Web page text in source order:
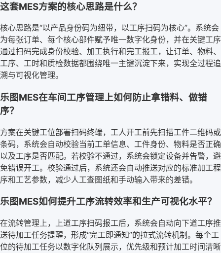
这套MES方案的核心思路是什么？
核心思路是“以产品身份码为纽带，以工序扫码为核心”。系统会
为每张订单、每个核心部件赋予唯一数字化身份，并在关键工序
通过扫码完成身份校验、加工执行和完工报工，让订单、物料、
工序、工时和质检数据都围绕唯一主键沉淀下来，实现全过程追
溯与可视化管理。
乐图MES在车间工序管理上如何防止拿错料、做错
序？
方案在关键工位部署扫码终端，工人开工前先扫描工件二维码或
条码，系统会自动校验当前工单信息、工件身份、物料是否正确
以及工序是否匹配。若校验不通过，系统会锁定设备并告警，避
免错误开工。校验通过后，系统还会自动推送对应的标准加工程
序和工艺参数，减少人工查图纸和手动输入带来的差错。
乐图MES如何提升工序流转效率和生产可视化水平？
在流转管理上，上道工序扫码报工后，系统会自动向下道工序推
送待加工任务提醒，形成“完工即通知”的拉式流转机制。每个工
位的待加工任务以数字化队列展示，优先级和预计加工时间清晰